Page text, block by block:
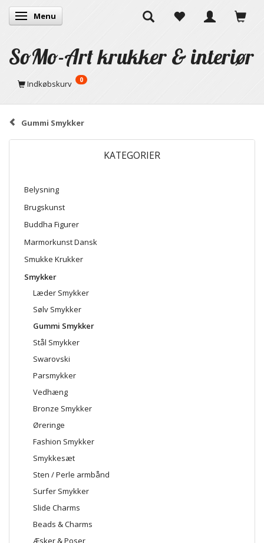
Skifte navigation
Menu
SoMo-Art krukker & interiør
Indkøbskurv 0
Gummi Smykker
KATEGORIER
Belysning
Brugskunst
Buddha Figurer
Marmorkunst Dansk
Smukke Krukker
Smykker
Læder Smykker
Sølv Smykker
Gummi Smykker
Stål Smykker
Swarovski
Parsmykker
Vedhæng
Bronze Smykker
Øreringe
Fashion Smykker
Smykkesæt
Sten / Perle armbånd
Surfer Smykker
Slide Charms
Beads & Charms
Æsker & Poser